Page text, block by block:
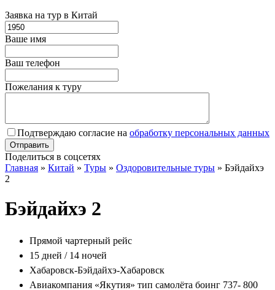
Заявка на тур в Китай
Ваше имя
Ваш телефон
Пожелания к туру
Подтверждаю согласие на обработку персональных данных
Поделиться в соцсетях
Главная » Китай » Туры » Оздоровительные туры » Бэйдайхэ
2
Бэйдайхэ 2
Прямой чартерный рейс
15 дней / 14 ночей
Хабаровск-Бэйдайхэ-Хабаровск
Авиакомпания «Якутия» тип самолёта боинг 737- 800